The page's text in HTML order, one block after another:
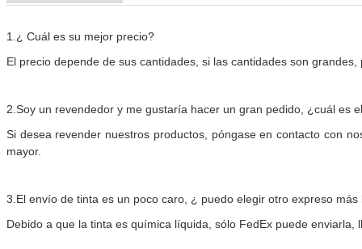
1. ¿ Cuál es su mejor precio?
El precio depende de sus cantidades, si las cantidades son
2. Soy un revendedor y me gustaría hacer un gran pedido, ¿cuál es
Si desea revender nuestros productos, póngase en contacto con
mayor.
3. El envío de tinta es un poco caro, ¿ puedo elegir otro expreso más
Debido a que la tinta es química líquida, sólo FedEx puede enviarla,